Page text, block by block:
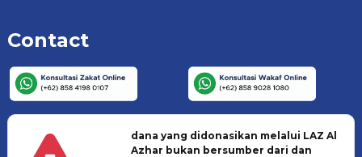
Contact
dana yang didonasikan melalui LAZ Al
Azhar bukan bersumber dari dan